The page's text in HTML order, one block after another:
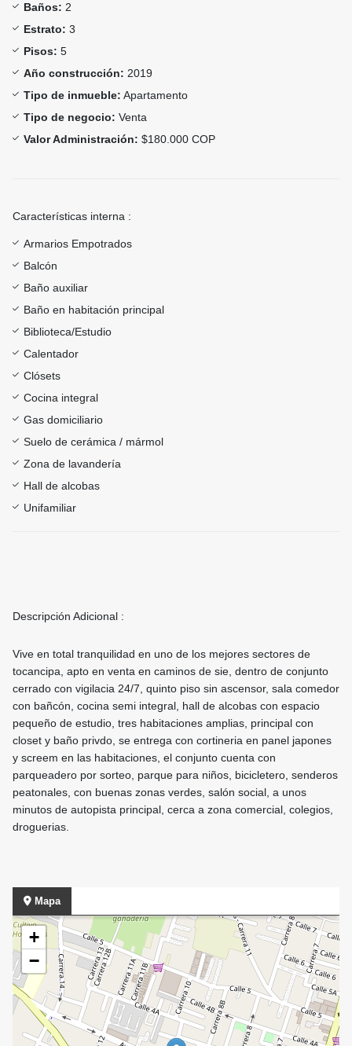
Baños: 2
Estrato: 3
Pisos: 5
Año construcción: 2019
Tipo de inmueble: Apartamento
Tipo de negocio: Venta
Valor Administración: $180.000 COP
Características interna :
Armarios Empotrados
Balcón
Baño auxiliar
Baño en habitación principal
Biblioteca/Estudio
Calentador
Clósets
Cocina integral
Gas domiciliario
Suelo de cerámica / mármol
Zona de lavandería
Hall de alcobas
Unifamiliar
Descripción Adicional :
Vive en total tranquilidad en uno de los mejores sectores de
tocancipa, apto en venta en caminos de sie, dentro de conjunto
cerrado con vigilacia 24/7, quinto piso sin ascensor, sala comedor
con bañcón, cocina semi integral, hall de alcobas con espacio
pequeño de estudio, tres habitaciones amplias, principal con
closet y baño privdo, se entrega con cortineria en panel japones
y screem en las habitaciones, el conjunto cuenta con
parqueadero por sorteo, parque para niños, bicicletero, senderos
peatonales, con buenas zonas verdes, salón social, a unos
minutos de autopista principal, cerca a zona comercial, colegios,
droguerias.
Mapa
+
−